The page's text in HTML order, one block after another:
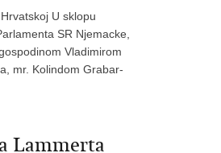
U sklopu
SR Njemacke,
Vladimirom
mr. Kolindom Grabar-
Lammerta